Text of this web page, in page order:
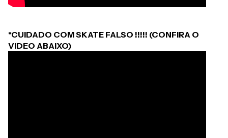
*CUIDADO COM SKATE FALSO !!!!! (CONFIRA O
VIDEO ABAIXO)